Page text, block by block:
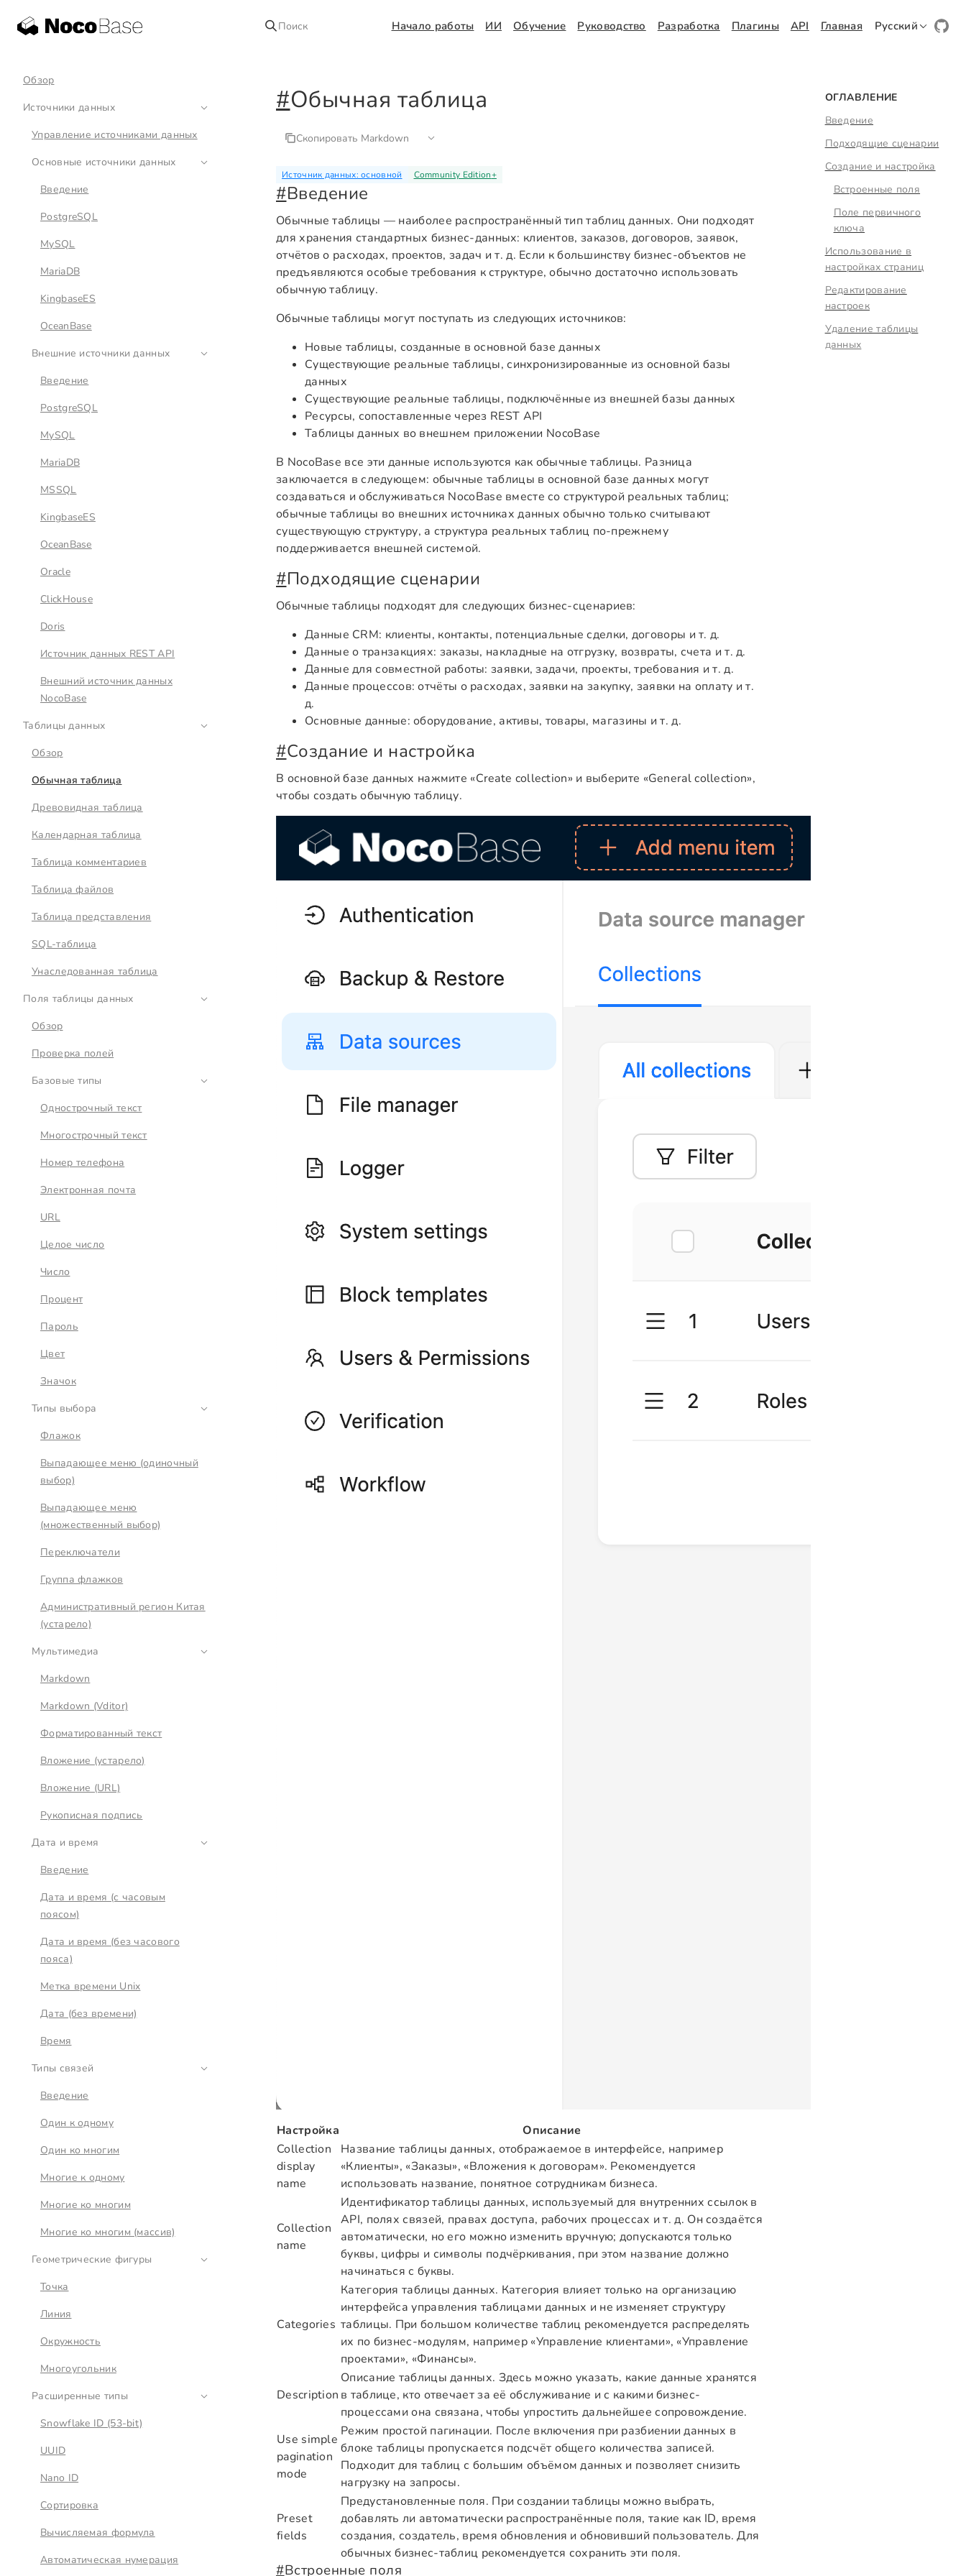
Поиск Начало работы ИИ Обучение Руководство Разработка Плагины API Главная Русский
Обзор
Источники данных
Управление источниками данных
Основные источники данных
Введение
PostgreSQL
MySQL
MariaDB
KingbaseES
OceanBase
Внешние источники данных
Введение
PostgreSQL
MySQL
MariaDB
MSSQL
KingbaseES
OceanBase
Oracle
ClickHouse
Doris
Источник данных REST API
Внешний источник данных
NocoBase
Таблицы данных
Обзор
Обычная таблица
Древовидная таблица
Календарная таблица
Таблица комментариев
Таблица файлов
Таблица представления
SQL-таблица
Унаследованная таблица
Поля таблицы данных
Обзор
Проверка полей
Базовые типы
Однострочный текст
Многострочный текст
Номер телефона
Электронная почта
URL
Целое число
Число
Процент
Пароль
Цвет
Значок
Типы выбора
Флажок
Выпадающее меню (одиночный
выбор)
Выпадающее меню
(множественный выбор)
Переключатели
Группа флажков
Административный регион Китая
(устарело)
Мультимедиа
Markdown
Markdown (Vditor)
Форматированный текст
Вложение (устарело)
Вложение (URL)
Рукописная подпись
Дата и время
Введение
Дата и время (с часовым
поясом)
Дата и время (без часового
пояса)
Метка времени Unix
Дата (без времени)
Время
Типы связей
Введение
Один к одному
Один ко многим
Многие к одному
Многие ко многим
Многие ко многим (массив)
Геометрические фигуры
Точка
Линия
Окружность
Многоугольник
Расширенные типы
Snowflake ID (53-bit)
UUID
Nano ID
Сортировка
Вычисляемая формула
Автоматическая нумерация
#Обычная таблица
Скопировать Markdown
Источник данных: основной Community Edition+
#Введение
Обычные таблицы — наиболее распространённый тип таблиц данных. Они подходят
для хранения стандартных бизнес-данных: клиентов, заказов, договоров, заявок,
отчётов о расходах, проектов, задач и т. д. Если к большинству бизнес-объектов не
предъявляются особые требования к структуре, обычно достаточно использовать
обычную таблицу.
Обычные таблицы могут поступать из следующих источников:
Новые таблицы, созданные в основной базе данных
Существующие реальные таблицы, синхронизированные из основной базы
данных
Существующие реальные таблицы, подключённые из внешней базы данных
Ресурсы, сопоставленные через REST API
Таблицы данных во внешнем приложении NocoBase
В NocoBase все эти данные используются как обычные таблицы. Разница
заключается в следующем: обычные таблицы в основной базе данных могут
создаваться и обслуживаться NocoBase вместе со структурой реальных таблиц;
обычные таблицы во внешних источниках данных обычно только считывают
существующую структуру, а структура реальных таблиц по-прежнему
поддерживается внешней системой.
#Подходящие сценарии
Обычные таблицы подходят для следующих бизнес-сценариев:
Данные CRM: клиенты, контакты, потенциальные сделки, договоры и т. д.
Данные о транзакциях: заказы, накладные на отгрузку, возвраты, счета и т. д.
Данные для совместной работы: заявки, задачи, проекты, требования и т. д.
Данные процессов: отчёты о расходах, заявки на закупку, заявки на оплату и т.
д.
Основные данные: оборудование, активы, товары, магазины и т. д.
#Создание и настройка
В основной базе данных нажмите «Create collection» и выберите «General collection»,
чтобы создать обычную таблицу.
Настройка
Описание
Collection
display
name
Название таблицы данных, отображаемое в интерфейсе, например
«Клиенты», «Заказы», «Вложения к договорам». Рекомендуется
использовать название, понятное сотрудникам бизнеса.
Collection
name
Идентификатор таблицы данных, используемый для внутренних ссылок в
API, полях связей, правах доступа, рабочих процессах и т. д. Он создаётся
автоматически, но его можно изменить вручную; допускаются только
буквы, цифры и символы подчёркивания, при этом название должно
начинаться с буквы.
Categories
Категория таблицы данных. Категория влияет только на организацию
интерфейса управления таблицами данных и не изменяет структуру
таблицы. При большом количестве таблиц рекомендуется распределять
их по бизнес-модулям, например «Управление клиентами», «Управление
проектами», «Финансы».
Description
Описание таблицы данных. Здесь можно указать, какие данные хранятся
в таблице, кто отвечает за её обслуживание и с какими бизнес-
процессами она связана, чтобы упростить дальнейшее сопровождение.
Use simple
pagination
mode
Режим простой пагинации. После включения при разбиении данных в
блоке таблицы пропускается подсчёт общего количества записей.
Подходит для таблиц с большим объёмом данных и позволяет снизить
нагрузку на запросы.
Preset
fields
Предустановленные поля. При создании таблицы можно выбрать,
добавлять ли автоматически распространённые поля, такие как ID, время
создания, создатель, время обновления и обновивший пользователь. Для
обычных бизнес-таблиц рекомендуется сохранить эти поля.
#Встроенные поля
ОГЛАВЛЕНИЕ
Введение
Подходящие сценарии
Создание и настройка
Встроенные поля
Поле первичного
ключа
Использование в
настройках страниц
Редактирование
настроек
Удаление таблицы
данных